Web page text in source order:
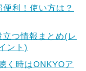
利！使い方は？
立つ情報まとめ(レ
ント)
く時はONKYOア